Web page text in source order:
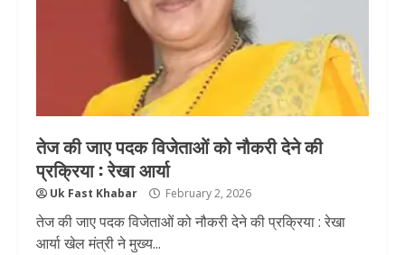
तेज की जाए पदक विजेताओं को नौकरी देने की
प्रक्रिया : रेखा आर्या
Uk Fast Khabar February 2, 2026
तेज की जाए पदक विजेताओं को नौकरी देने की प्रक्रिया : रेखा
आर्या खेल मंत्री ने मुख्य...